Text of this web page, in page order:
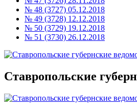
№ 48 (3727) 05.12.2018
№ 49 (3728) 12.12.2018
№ 50 (3729) 19.12.2018
№ 51 (3730) 26.12.2018
Ставропольские